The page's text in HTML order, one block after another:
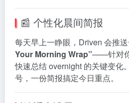
📰 个性化晨间简报
每天早上一睁眼，Driven 会推
Your Morning Wrap”——针对你
快速总结 overnight 的关键变化
号，一份简报搞定今日重点。